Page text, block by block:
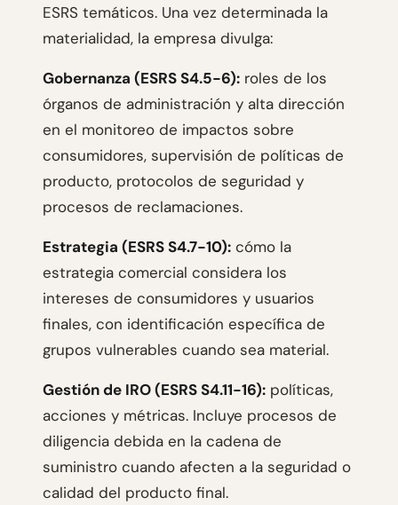
ESRS temáticos. Una vez determinada la
materialidad, la empresa divulga:
Gobernanza (ESRS S4.5-6): roles de los
órganos de administración y alta dirección
en el monitoreo de impactos sobre
consumidores, supervisión de políticas de
producto, protocolos de seguridad y
procesos de reclamaciones.
Estrategia (ESRS S4.7-10): cómo la
estrategia comercial considera los
intereses de consumidores y usuarios
finales, con identificación específica de
grupos vulnerables cuando sea material.
Gestión de IRO (ESRS S4.11-16): políticas,
acciones y métricas. Incluye procesos de
diligencia debida en la cadena de
suministro cuando afecten a la seguridad o
calidad del producto final.